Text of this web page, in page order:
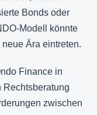
Bonds oder
Modell könnte
Ära eintreten.
Finance in
Rechtsberatung
zwischen